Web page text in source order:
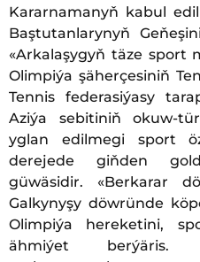
Kararnamanyň kabul
Baştutanlarynyň
«Arkalaşygyň täze sport
Olimpiýa şäherçesiniň
Tennis federasiýasy
Aziýa sebitiniň okuw-
yglan edilmegi sport
derejede giňden
güwäsidir. «Berkarar
Galkynyşy döwründe
Olimpiýa hereketini,
ähmiýet